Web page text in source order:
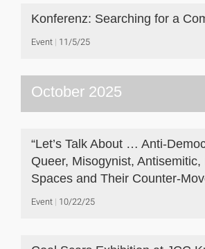
Konferenz: Searching for a
Event 11/5/25
October 2025
“Let’s Talk About … Anti-
Queer, Misogynist, Antisemitic,
Spaces and Their Counter-
Event 10/22/25